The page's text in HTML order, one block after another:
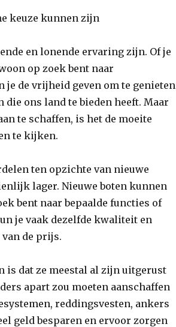
keuze kunnen zijn
en lonende ervaring zijn. Of je
op zoek bent naar
je de vrijheid geven om te genieten
ons land te bieden heeft. Maar
te schaffen, is het de moeite
te kijken.
ten opzichte van nieuwe
lager. Nieuwe boten kunnen
bent naar bepaalde functies of
je vaak dezelfde kwaliteit en
de prijs.
is dat ze meestal al zijn uitgerust
apart zou moeten aanschaffen
reddingsvesten, ankers
geld besparen en ervoor zorgen